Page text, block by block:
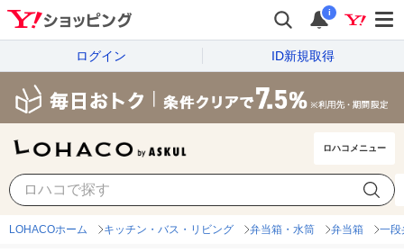
i
ログイン ID新規取得
ロハコメニュー
LOHACOホーム キッチン・バス・リビング 弁当箱・水筒 弁当箱 一段